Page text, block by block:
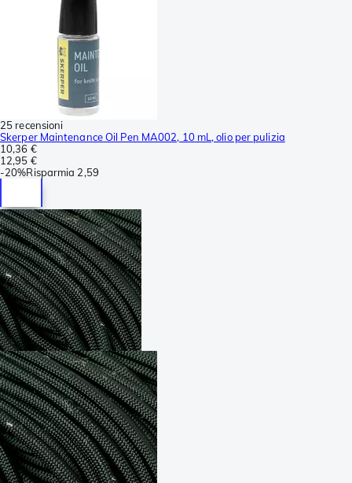
25 recensioni
Skerper Maintenance Oil Pen MA002, 10 mL, olio per pulizia
10,36 €
12,95 €
-20%Risparmia 2,59